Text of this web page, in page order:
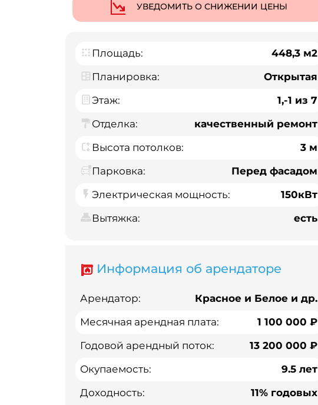
УВЕДОМИТЬ О СНИЖЕНИИ ЦЕНЫ
Площадь:
448,3 м2
Планировка:
Открытая
Этаж:
1,-1 из 7
Отделка:
качественный ремонт
Высота потолков:
3 м
Парковка:
Перед фасадом
Электрическая мощность:
150кВт
Вытяжка:
есть
Информация об арендаторе
Арендатор:
Красное и Белое и др.
Месячная арендная плата:
1 100 000 ₽
Годовой арендный поток:
13 200 000 ₽
Окупаемость:
9.5 лет
Доходность:
11% годовых